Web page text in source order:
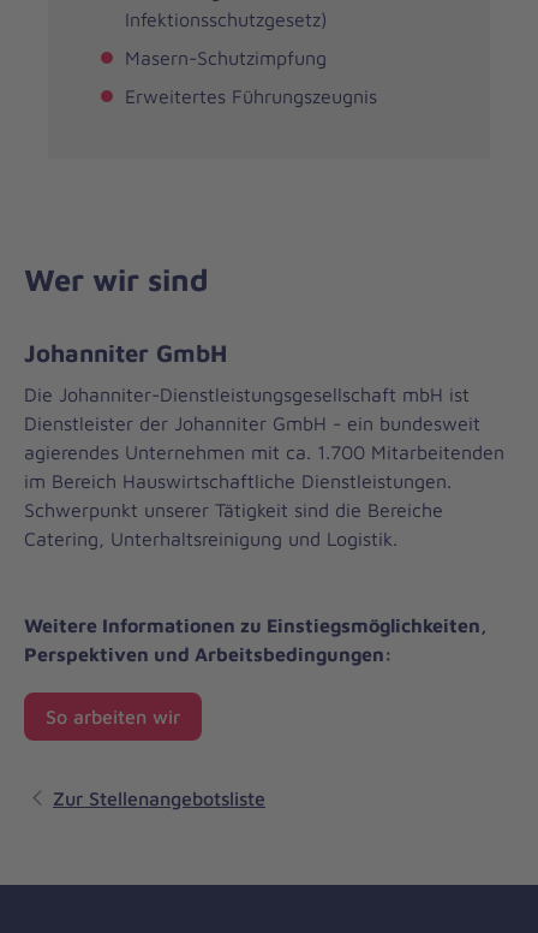
Infektionsschutzgesetz)
Masern-Schutzimpfung
Erweitertes Führungszeugnis
Wer wir sind
Johanniter GmbH
Die Johanniter-Dienstleistungsgesellschaft mbH ist
Dienstleister der Johanniter GmbH - ein bundesweit
agierendes Unternehmen mit ca. 1.700 Mitarbeitenden
im Bereich Hauswirtschaftliche Dienstleistungen.
Schwerpunkt unserer Tätigkeit sind die Bereiche
Catering, Unterhaltsreinigung und Logistik.
Weitere Informationen zu Einstiegsmöglichkeiten,
Perspektiven und Arbeitsbedingungen:
So arbeiten wir
Zur Stellenangebotsliste